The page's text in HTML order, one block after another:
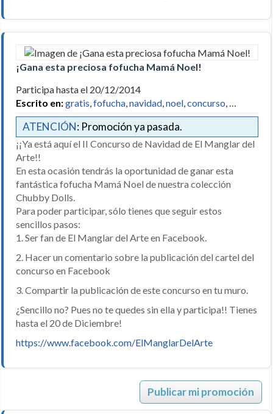
¡Gana esta preciosa fofucha Mamá Noel!
Participa hasta el 20/12/2014
Escrito en:gratis,fofucha,navidad,noel,concurso, …
ATENCIÓN: Promoción ya pasada.
¡¡Ya está aquí el II Concurso de Navidad de El Manglar del
Arte!!
En esta ocasión tendrás la oportunidad de ganar esta
fantástica fofucha Mamá Noel de nuestra colección
Chubby Dolls.
Para poder participar, sólo tienes que seguir estos
sencillos pasos:
1. Ser fan de El Manglar del Arte en Facebook.
2. Hacer un comentario sobre la publicación del cartel del
concurso en Facebook
3. Compartir la publicación de este concurso en tu muro.
¿Sencillo no? Pues no te quedes sin ella y participa!! Tienes
hasta el 20 de Diciembre!
https://www.facebook.com/ElManglarDelArte
Publicar mi promoción